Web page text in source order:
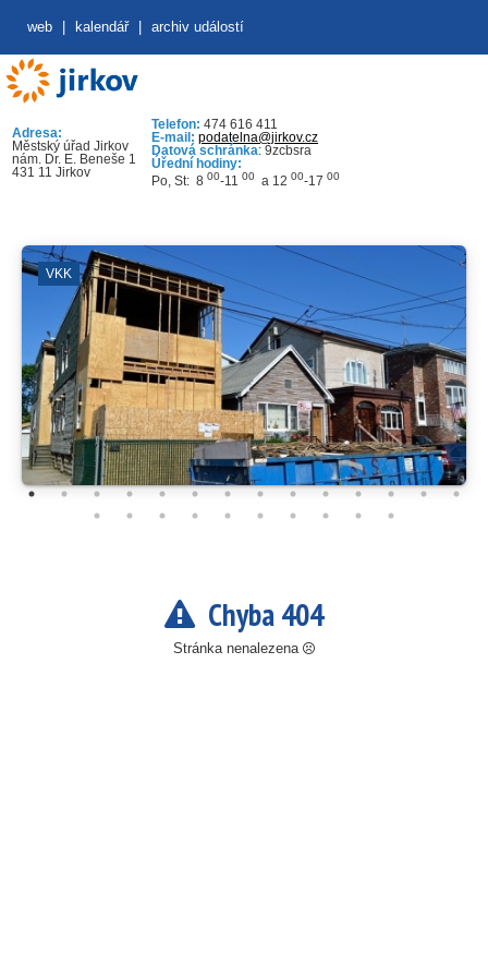
web kalendář archiv událostí
Adresa:
Městský úřad Jirkov
nám. Dr. E. Beneše 1
431 11 Jirkov
Telefon: 474 616 411
E-mail: podatelna@jirkov.cz
Datová schránka: 9zcbsra
Úřední hodiny:
Po, St: 8 00-11 00 a 12 00-17 00
VKK
Chyba 404
Stránka nenalezena